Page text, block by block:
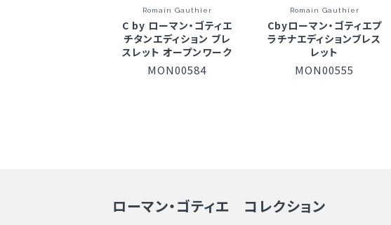
Romain Gauthier
C by ローマン・ゴティエ
チタンエディション ブレ
スレット オープンワーク
MON00584
Romain Gauthier
Cbyローマン・ゴティエプ
ラチナエディションブレス
レット
MON00555
ローマン・ゴティエ コレクション